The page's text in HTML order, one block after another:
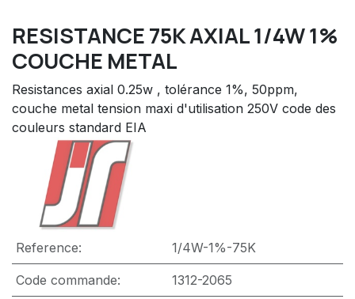
RESISTANCE 75K AXIAL 1/4W 1%
COUCHE METAL
Resistances axial 0.25w , tolérance 1%, 50ppm,
couche metal tension maxi d'utilisation 250V code des
couleurs standard EIA
Reference: 1/4W-1%-75K
Code commande: 1312-2065